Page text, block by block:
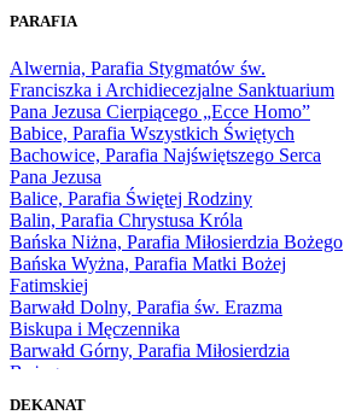
1966
1968
1969
1970
1971
1972
1973
1974
1975
1976
1977
1978
1979
1980
1981
1983
PARAFIA
Alwernia, Parafia Stygmatów św.
Franciszka i Archidiecezjalne Sanktuarium
Pana Jezusa Cierpiącego „Ecce Homo”
Babice, Parafia Wszystkich Świętych
Bachowice, Parafia Najświętszego Serca
Pana Jezusa
Balice, Parafia Świętej Rodziny
Balin, Parafia Chrystusa Króla
Bańska Niżna, Parafia Miłosierdzia Bożego
Bańska Wyżna, Parafia Matki Bożej
Fatimskiej
Barwałd Dolny, Parafia św. Erazma
Biskupa i Męczennika
Barwałd Górny, Parafia Miłosierdzia
Bożego
DEKANAT